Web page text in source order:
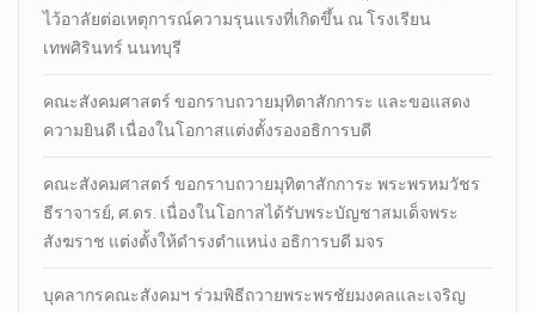
ไว้อาลัยต่อเหตุการณ์ความรุนแรงที่เกิดขึ้น ณ โรงเรียน
เทพศิรินทร์ นนทบุรี
คณะสังคมศาสตร์ ขอกราบถวายมุทิตาสักการะ และขอแสดง
ความยินดี เนื่องในโอกาสแต่งตั้งรองอธิการบดี
คณะสังคมศาสตร์ ขอกราบถวายมุทิตาสักการะ พระพรหมวัชร
ธีราจารย์, ศ.ดร. เนื่องในโอกาสได้รับพระบัญชาสมเด็จพระ
สังฆราช แต่งตั้งให้ดำรงตำแหน่ง อธิการบดี มจร
บุคลากรคณะสังคมฯ ร่วมพิธีถวายพระพรชัยมงคลและเจริญ